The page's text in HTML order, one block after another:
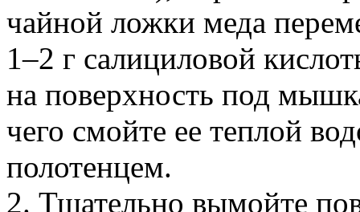
чайной ложки меда
1–2 г салициловой
на поверхность под
чего смойте ее теплой
полотенцем.
2. Тщательно вымойте